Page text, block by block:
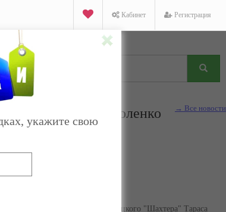
Кабинет Регистрация
→ Все новости
одну игру, а Ярмоленко
полузащитника донецкого "Шахтера" Тараса
укажите свою